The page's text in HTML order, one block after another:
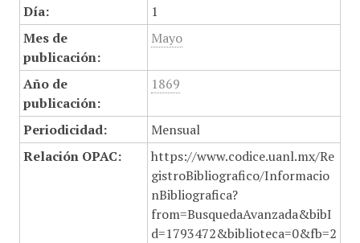
Día:
1
Mes de
publicación:
Mayo
Año de
publicación:
1869
Periodicidad:
Mensual
Relación OPAC:
https://www.codice.uanl.mx/Re
gistroBibliografico/Informacio
nBibliografica?
from=BusquedaAvanzada&bibI
d=1793472&biblioteca=0&fb=2